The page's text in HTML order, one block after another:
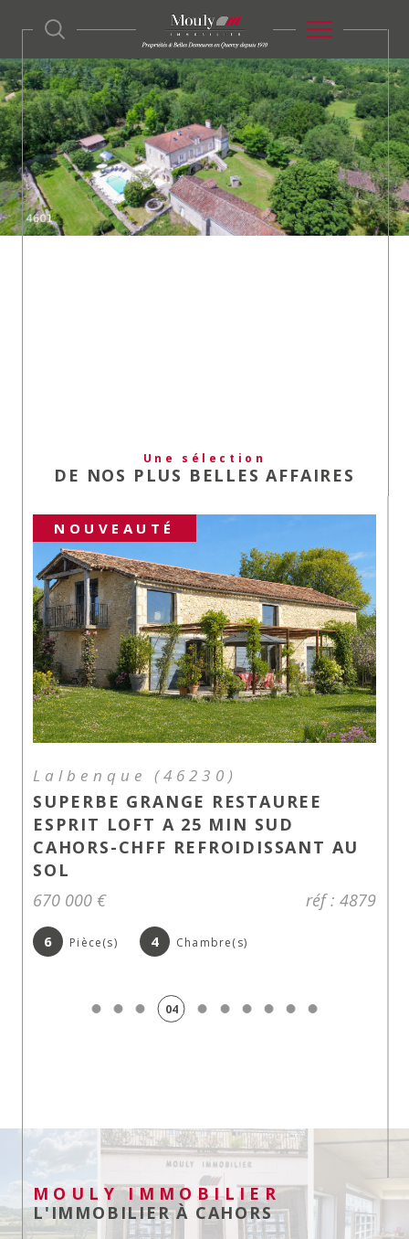
Une sélection
DE NOS PLUS BELLES AFFAIRES
NOUVEAUTÉ
Lalbenque (46230)
SUPERBE GRANGE RESTAUREE
ESPRIT LOFT A 25 MIN SUD
CAHORS-CHFF REFROIDISSANT AU
SOL
670 000 €
réf : 4879
6 Pièce(s) 4 Chambre(s)
04
MOULY IMMOBILIER
L'IMMOBILIER À CAHORS